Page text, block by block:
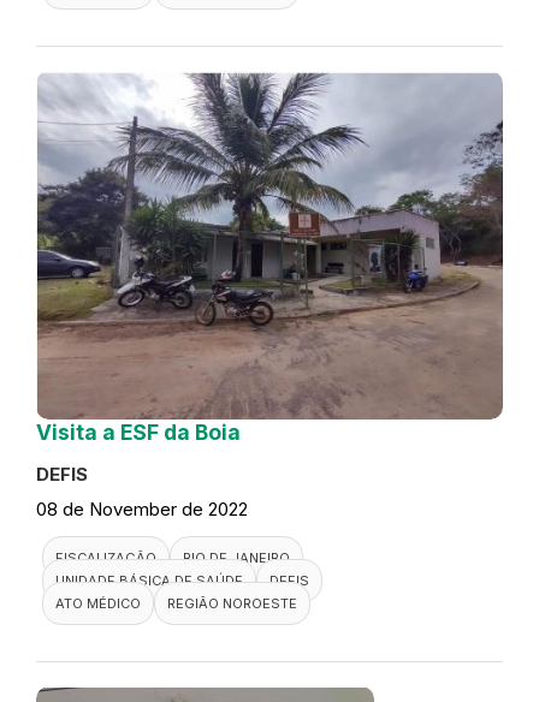
Visita a ESF da Boia
DEFIS
08 de November de 2022
FISCALIZAÇÃO
RIO DE JANEIRO
UNIDADE BÁSICA DE SAÚDE
DEFIS
ATO MÉDICO
REGIÃO NOROESTE